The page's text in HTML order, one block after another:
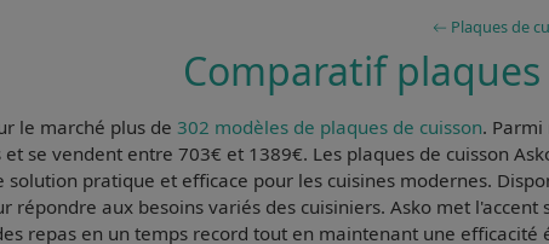
Plaques de
Comparatif
le marché plus de 302 modèles de plaques de cuisson.
et se vendent entre 703€ et 1389€. Les plaques de cuisson
solution pratique et efficace pour les cuisines modernes.
répondre aux besoins variés des cuisiniers. Asko met l'accent
repas en un temps record tout en maintenant une efficacité